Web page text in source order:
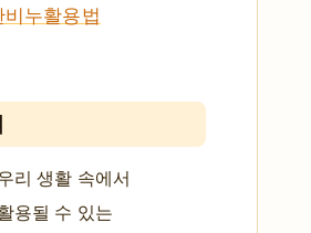
비누활용법
리 생활 속에서
용될 수 있는